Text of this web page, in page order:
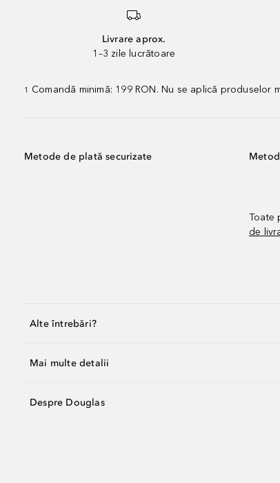
Livrare aprox.
1–3 zile lucrătoare
1 Comandă minimă: 199 RON. Nu se aplică produselor
Metode de plată securizate
Toate
de
Alte întrebări?
Mai multe detalii
Despre Douglas